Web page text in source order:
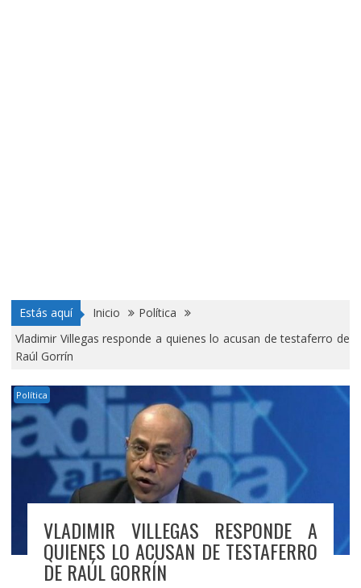
Estás aquí Inicio
Política
Vladimir Villegas responde a quienes lo acusan de testaferro de
Raúl Gorrín
Política
VLADIMIR VILLEGAS RESPONDE A
QUIENES LO ACUSAN DE TESTAFERRO
DE RAÚL GORRÍN